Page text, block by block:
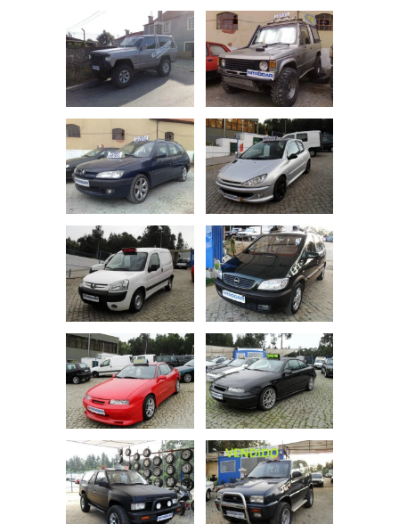
Capota Manual
Volante Regulável em Altura +
Profundidade
Travão de Disco
Computador de Bordo
ABS
Cruise Control
Função Luzes Coming & Leaving Home
Direcção Assistida
Imobilizador
Ar Condicionado Automático
Ecrã Consola Central
ISOFIX
Ar Condicionado Independente
Ecrã Encostos de Cabeça
Ar Condicionado Manual
Ecrã Tejadilho
Entrada USB
Arranque Elétrico
Arranque Pedal
Bluetooh
Caixa Automática
Carenagem